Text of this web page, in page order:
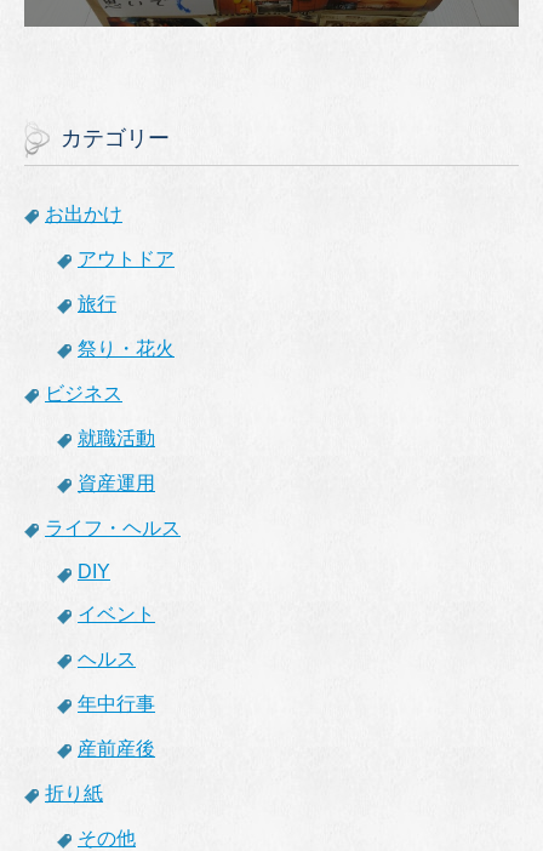
カテゴリー
お出かけ
アウトドア
旅行
祭り・花火
ビジネス
就職活動
資産運用
ライフ・ヘルス
DIY
イベント
ヘルス
年中行事
産前産後
折り紙
その他